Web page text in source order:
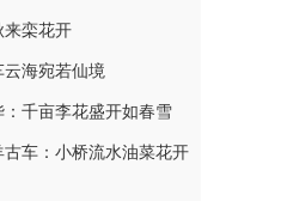
来栾花开
海宛若仙境
：千亩李花盛开如春雪
车：小桥流水油菜花开